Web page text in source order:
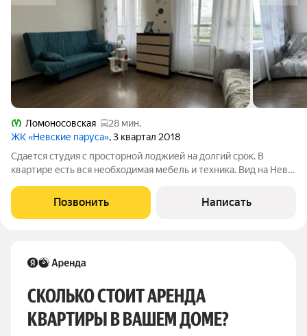
Ломоносовская
28 мин.
ЖК «Невские паруса», 3 квартал 2018
Сдается студия с просторной лоджией на долгий срок. В
квартире есть вся необходимая мебель и техника. Вид на Неву
отвечу на оставшиеся вопросы, организую просмотр!
Позвонить Написать
СКОЛЬКО СТОИТ АРЕНДА
КВАРТИРЫ В ВАШЕМ ДОМЕ?